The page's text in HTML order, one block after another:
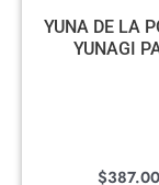
YUNA DE LA
YUNAGI
$387.00